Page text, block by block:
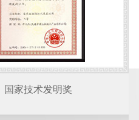
国家技术发明奖